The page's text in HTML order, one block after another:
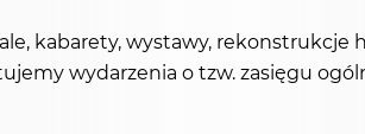
kabarety, wystawy, rekonstrukcje
wydarzenia o tzw. zasięgu